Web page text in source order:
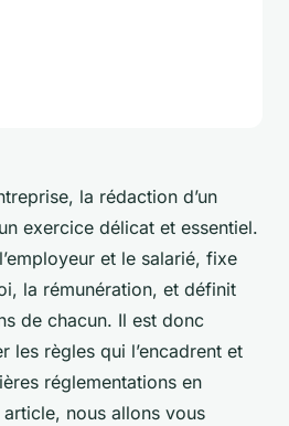
la rédaction d’un
exercice délicat et essentiel.
et le salarié, fixe
la rémunération, et définit
de chacun. Il est donc
les règles qui l’encadrent et
réglementations en
nous allons vous